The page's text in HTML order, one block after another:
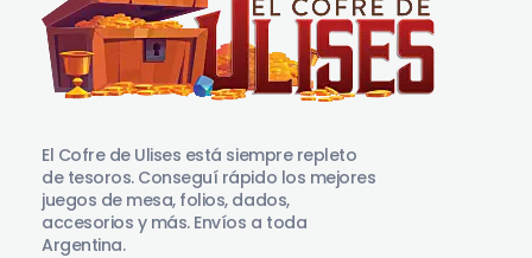
El Cofre de Ulises está siempre repleto
de tesoros. Conseguí rápido los mejores
juegos de mesa, folios, dados,
accesorios y más. Envíos a toda
Argentina.